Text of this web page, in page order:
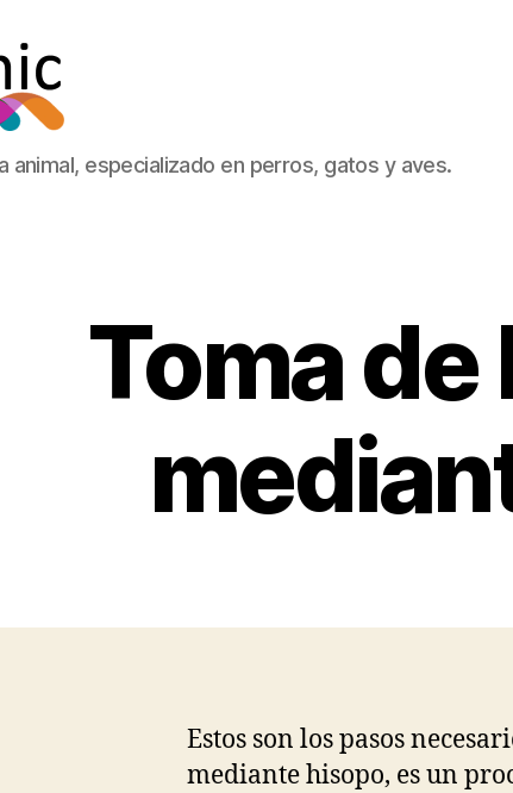
animal, especializado en perros, gatos y aves.
Toma
Estos son los pasos
mediante hisopo, es un